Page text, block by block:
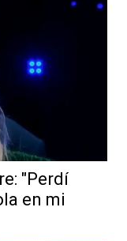
"Perdí
en mi